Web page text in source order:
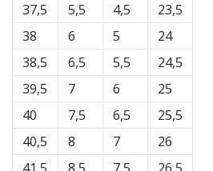
37,5
38
38,5
39,5
40
40,5
5,5
6
6,5
7
7,5
8
4,5
5
5,5
6
6,5
7
23,5
24
24,5
25
25,5
26